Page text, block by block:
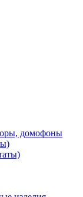
домофоны